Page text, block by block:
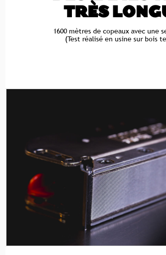
TRÈS
1600 mètres de copeaux avec une
(Test réalisé en usine sur bois